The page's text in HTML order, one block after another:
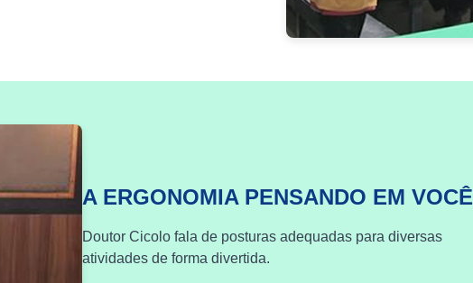
A ERGONOMIA PENSANDO EM VOCÊ
Doutor Cicolo fala de posturas adequadas para diversas
atividades de forma divertida.